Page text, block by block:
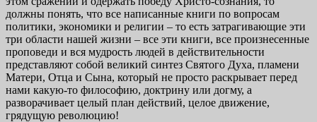
должны понять, что все написанные книги по вопросам
политики, экономики и религии – то есть затрагивающие эти
три области нашей жизни – все эти книги, все произнесенные
проповеди и вся мудрость людей в действительности
представляют собой великий синтез Святого Духа, пламени
Матери, Отца и Сына, который не просто раскрывает перед
нами какую-то философию, доктрину или догму, а
разворачивает целый план действий, целое движение,
грядущую революцию!